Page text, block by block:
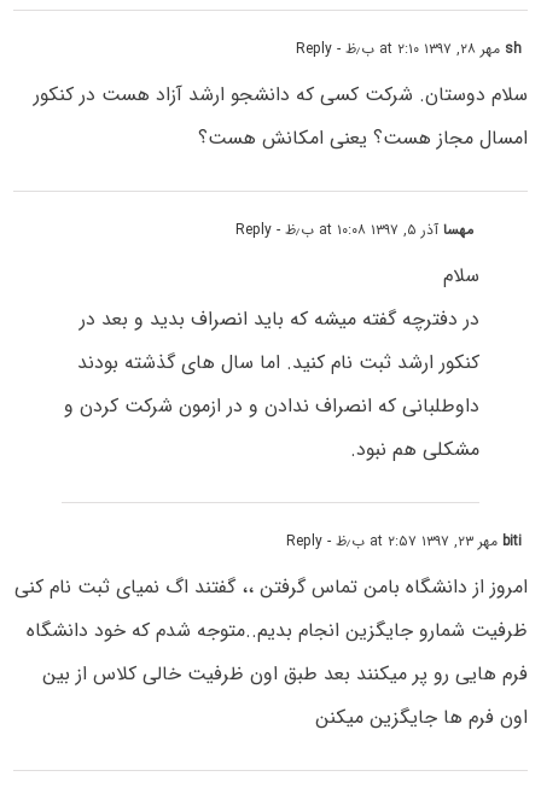
sh مهر ۲۸, ۱۳۹۷ at ۲:۱۰ ب٫ظ - Reply
سلام دوستان. شرکت کسی که دانشجو ارشد آزاد هست در کنکور
امسال مجاز هست؟ یعنی امکانش هست؟
مهساآذر ۵, ۱۳۹۷ at ۱۰:۰۸ ب٫ظ - Reply
سلام
در دفترچه گفته میشه که باید انصراف بدید و بعد در
کنکور ارشد ثبت نام کنید. اما سال های گذشته بودند
داوطلبانی که انصراف ندادن و در ازمون شرکت کردن و
مشکلی هم نبود.
bitiمهر ۲۳, ۱۳۹۷ at ۲:۵۷ ب٫ظ - Reply
امروز از دانشگاه بامن تماس گرفتن ،، گفتند اگ نمیای ثبت نام کنی
ظرفیت شمارو جایگزین انجام بدیم..متوجه شدم که خود دانشگاه
فرم هایی رو پر میکنند بعد طبق اون ظرفیت خالی کلاس از بین
اون فرم ها جایگزین میکنن